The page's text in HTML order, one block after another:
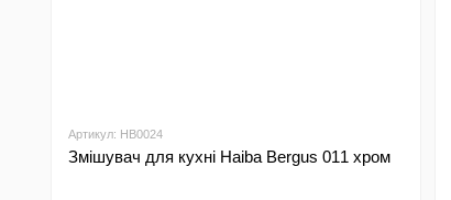
Артикул: HB0024
Змішувач для кухні Haiba Bergus 011 хром